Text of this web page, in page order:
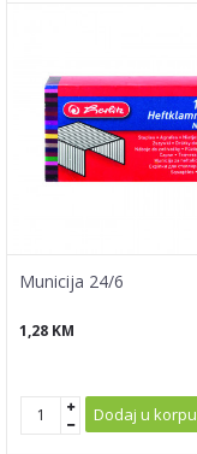
Municija 24/6
1,28 KM
Dodaj u korpu